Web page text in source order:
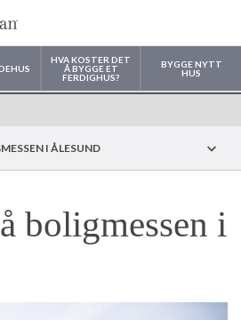
HVA KOSTER DET
Å BYGGE ET
FERDIGHUS?
BYGGE NYTT
HUS
bygge huset ditt?
I ÅLESUND
boligmessen i